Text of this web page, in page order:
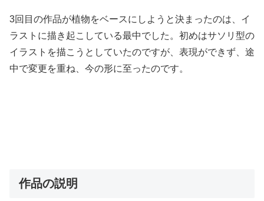
3回目の作品が植物をベースにしようと決まったのは、イ
ラストに描き起こしている最中でした。初めはサソリ型の
イラストを描こうとしていたのですが、表現ができず、途
中で変更を重ね、今の形に至ったのです。
作品の説明